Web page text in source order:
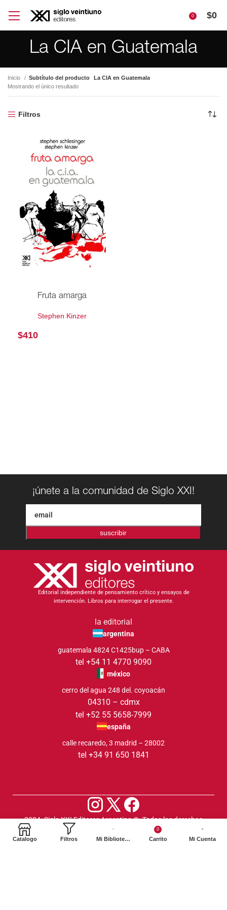
0 $0
La CIA en Guatemala
Inicio Subtítulo del producto
La CIA en Guatemala
Mostrando el único resultado
Filtros
Fruta amarga
Stephen Kinzer
$410
¡únete a la comunidad de Siglo XXI!
suscribir
Editorial independiente de pensamiento crítico y ensayos de
intervención. Libros para interrogar el presente.
la editorial
argentina
guatemala 4824 C1425bup – CABA
tel +54 11 4770 9090
méxico
cerro del agua 248 del. coyoacán
04310 – cdmx
tel +52 55 5658-7999
españa
calle recaredo, 3 madrid – 28002
tel +34 91 650 1841
2024. Siglo XXI Editores Argentina ©️. Todos los derechos
reservados
Catalogo Filtros Mi Biblioteca
0
Carrito Mi Cuenta